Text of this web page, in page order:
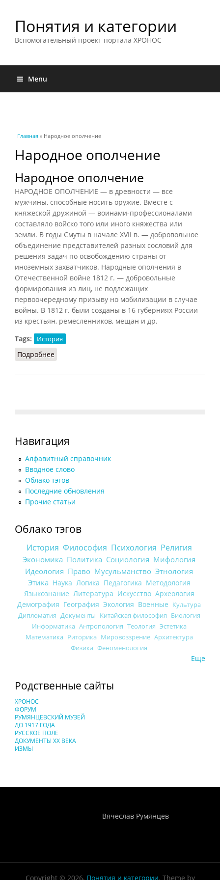
Понятия и категории
Вспомогательный проект портала ХРОНОС
Menu
Вы здесь
Главная » Народное ополчение
Народное ополчение
Народное ополчение
НАРОДНОЕ ОПОЛЧЕНИЕ — в древности — все
мужчины, способные носить оружие. Вместе с
княжеской дружиной — воинами-профессионалами
составляло войско того или иного княжества или
земли. В годы Смуты в начале XVII в. — добровольное
объединение представителей разных сословий для
решения задач по освобождению страны от
иноземных захватчиков. Народные ополчения в
Отечественной войне 1812 г. — добровольные
формирования из лиц, не подлежащих
первоочередному призыву но мобилизации в случае
войны. В 1812 г. были созданы в 16 губерниях России
из крестьян, ремесленников, мещан и др.
Tags:
История
Подробнее
Навигация
Алфавитный справочник
Вводное слово
Облако тэгов
Последние обновления
Прочие статьи
Облако тэгов
История Философия Психология Религия
Экономика Политика Социология Мифология
Идеология Право Мусульманство Этнология
Этика Наука Логика Педагогика Методология
Языкознание Литература Искусство Археология
Демография География Экология Военные Культура
Дипломатия Документы Китайская философия Биология
Информатика Антропология Теология Эстетика
Математика Риторика Мировоззрение Архитектура
Физика Феноменология
Еще
Родственные сайты
ХРОНОС
ФОРУМ
РУМЯНЦЕВСКИЙ МУЗЕЙ
ДО 1917 ГОДА
РУССКОЕ ПОЛЕ
ДОКУМЕНТЫ XX ВЕКА
ИЗМЫ
Вячеслав Румянцев
Copyright © 2026, Понятия и категории. Theme by